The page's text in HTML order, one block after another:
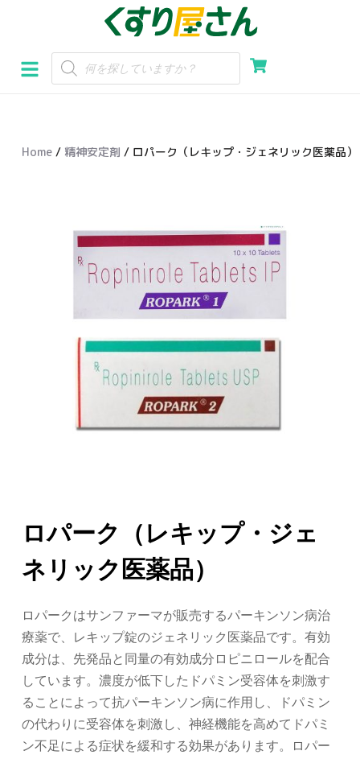
ン
テ
スHome / 精神安定剤 / ロパーク（レキップ・ジェネリック医薬品）
ロパーク（レキップ・ジェ
ネリック医薬品）
ロパークはサンファーマが販売するパーキンソン病治
療薬で、レキップ錠のジェネリック医薬品です。有効
成分は、先発品と同量の有効成分ロピニロールを配合
しています。濃度が低下したドパミン受容体を刺激す
ることによって抗パーキンソン病に作用し、ドパミン
の代わりに受容体を刺激し、神経機能を高めてドパミ
ン不足による症状を緩和する効果があります。ロパー